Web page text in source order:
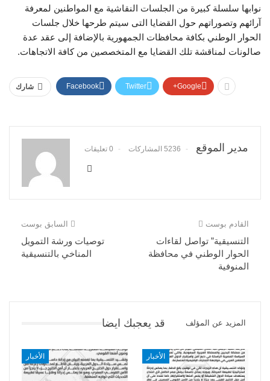
نوابها سلسلة كبيرة من الجلسات النقاشية مع المواطنين لمعرفة
آرائهم وتصوراتهم حول القضايا التى سيتم طرحها خلال جلسات
الحوار الوطني بكافة محافظات الجمهورية بالإضافة إلى عقد عدة
صالونات لمناقشة تلك القضايا مع المتخصصين من كافة الاتجاهات.
شارك Facebook Twitter Google+
مدير الموقع 5236 المشاركات 0 تعليقات
السابق بوست
توصيات ورشة التمويل
المناخي بالتنسيقية
القادم بوست
التنسيقية” تواصل لقاءات
الحوار الوطني في محافظة
المنوفية
قد يعجبك ايضا المزيد عن المؤلف
الأخبار الأخبار